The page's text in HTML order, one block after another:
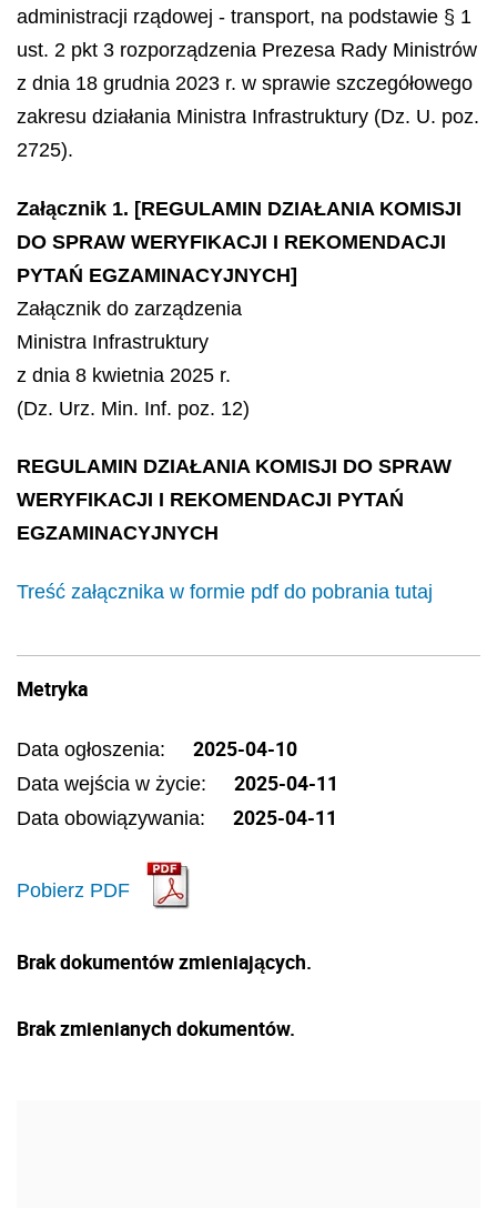
administracji rządowej - transport, na podstawie § 1
ust. 2 pkt 3 rozporządzenia Prezesa Rady Ministrów
z dnia 18 grudnia 2023 r. w sprawie szczegółowego
zakresu działania Ministra Infrastruktury (Dz. U. poz.
2725).
Załącznik 1. [REGULAMIN DZIAŁANIA KOMISJI
DO SPRAW WERYFIKACJI I REKOMENDACJI
PYTAŃ EGZAMINACYJNYCH]
Załącznik do zarządzenia
Ministra Infrastruktury
z dnia 8 kwietnia 2025 r.
(Dz. Urz. Min. Inf. poz. 12)
REGULAMIN DZIAŁANIA KOMISJI DO SPRAW
WERYFIKACJI I REKOMENDACJI PYTAŃ
EGZAMINACYJNYCH
Treść załącznika w formie pdf do pobrania tutaj
Metryka
Data ogłoszenia: 2025-04-10
Data wejścia w życie: 2025-04-11
Data obowiązywania: 2025-04-11
Pobierz PDF
Brak dokumentów zmieniających.
Brak zmienianych dokumentów.